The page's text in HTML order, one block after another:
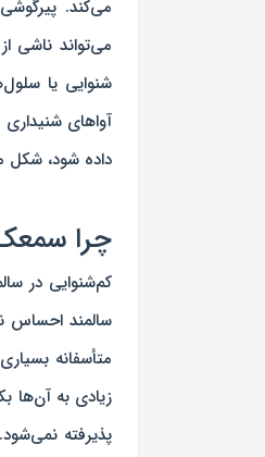
می‌کند.
می‌تواند ناشی
شنوایی یا
آواهای
داده شود، شکل
چرا
کم‌شنوایی در
سالمند احساس
متأسفانه
زیادی به آن‌ها
پذیرفته